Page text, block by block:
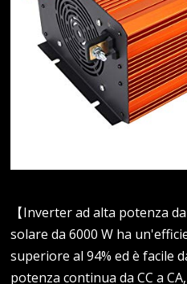
【Inverter ad alta potenza
solare da 6000 W ha
superiore al 94% ed è facile
potenza continua da CC a